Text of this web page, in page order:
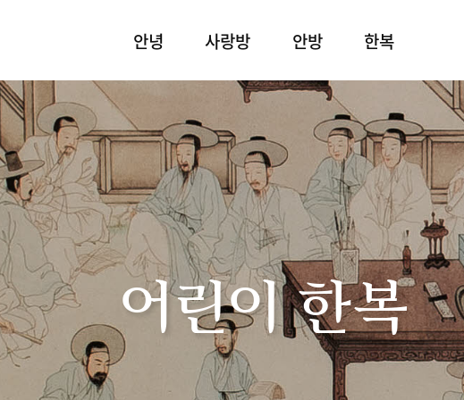
안녕 사랑방 안방 한복
어린이 한복